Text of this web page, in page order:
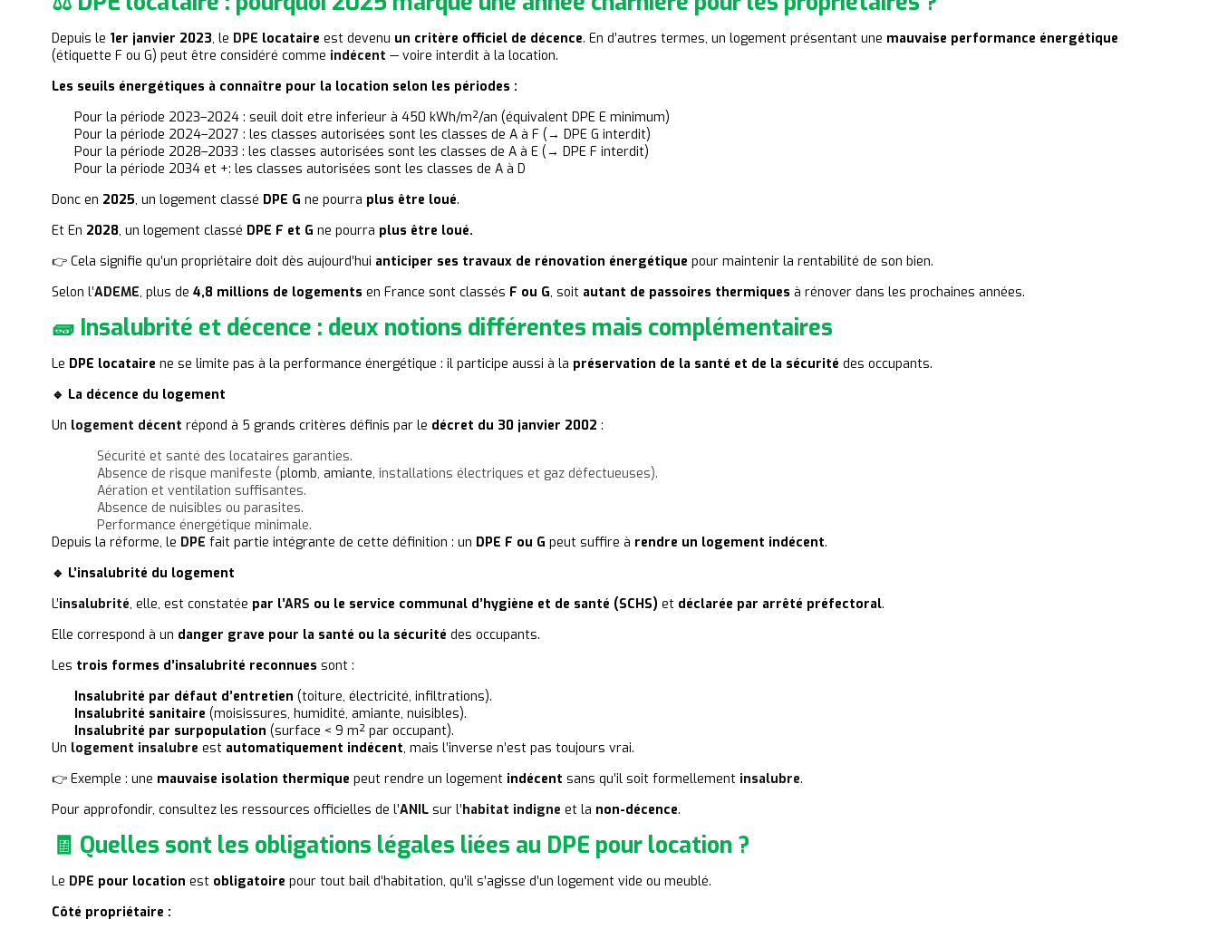
Depuis le 1er janvier 2023, le DPE locataire est devenu un critère officiel de décence. En d’autres termes, un logement présentant une mauvaise performance énergétique
(étiquette F ou G) peut être considéré comme indécent — voire interdit à la location.
Les seuils énergétiques à connaître pour la location selon les périodes :
Pour la période 2023–2024 : seuil doit etre inferieur à 450 kWh/m²/an (équivalent DPE E minimum)
Pour la période 2024–2027 : les classes autorisées sont les classes de A à F (→ DPE G interdit)
Pour la période 2028–2033 : les classes autorisées sont les classes de A à E (→ DPE F interdit)
Pour la période 2034 et +: les classes autorisées sont les classes de A à D
Donc en 2025, un logement classé DPE G ne pourra plus être loué.
Et En 2028, un logement classé DPE F et G ne pourra plus être loué.
👉 Cela signifie qu’un propriétaire doit dès aujourd’hui anticiper ses travaux de rénovation énergétique pour maintenir la rentabilité de son bien.
Selon l’ADEME, plus de 4,8 millions de logements en France sont classés F ou G, soit autant de passoires thermiques à rénover dans les prochaines années.
🧱 Insalubrité et décence : deux notions différentes mais complémentaires
Le DPE locataire ne se limite pas à la performance énergétique : il participe aussi à la préservation de la santé et de la sécurité des occupants.
🔹 La décence du logement
Un logement décent répond à 5 grands critères définis par le décret du 30 janvier 2002 :
Sécurité et santé des locataires garanties.
Absence de risque manifeste (plomb, amiante, installations électriques et gaz défectueuses).
Aération et ventilation suffisantes.
Absence de nuisibles ou parasites.
Performance énergétique minimale.
Depuis la réforme, le DPE fait partie intégrante de cette définition : un DPE F ou G peut suffire à rendre un logement indécent.
🔹 L’insalubrité du logement
L’insalubrité, elle, est constatée par l’ARS ou le service communal d’hygiène et de santé (SCHS) et déclarée par arrêté préfectoral.
Elle correspond à un danger grave pour la santé ou la sécurité des occupants.
Les trois formes d’insalubrité reconnues sont :
Insalubrité par défaut d’entretien (toiture, électricité, infiltrations).
Insalubrité sanitaire (moisissures, humidité, amiante, nuisibles).
Insalubrité par surpopulation (surface < 9 m² par occupant).
Un logement insalubre est automatiquement indécent, mais l’inverse n’est pas toujours vrai.
👉 Exemple : une mauvaise isolation thermique peut rendre un logement indécent sans qu’il soit formellement insalubre.
Pour approfondir, consultez les ressources officielles de l’ANIL sur l’habitat indigne et la non-décence.
🧾 Quelles sont les obligations légales liées au DPE pour location ?
Le DPE pour location est obligatoire pour tout bail d’habitation, qu’il s’agisse d’un logement vide ou meublé.
Côté propriétaire :